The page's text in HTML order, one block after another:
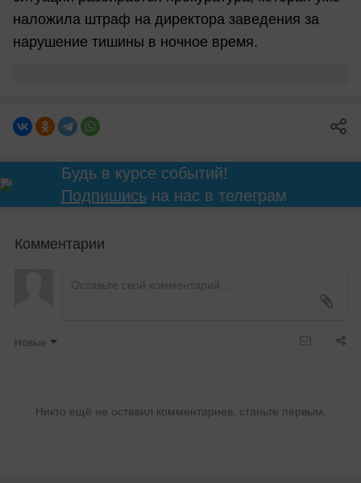
наложила штраф на директора заведения за
нарушение тишины в ночное время.
Будь в курсе событий!
Подпишисьна нас в телеграм
Комментарии
Новые
Никто ещё не оставил комментариев, станьте первым.